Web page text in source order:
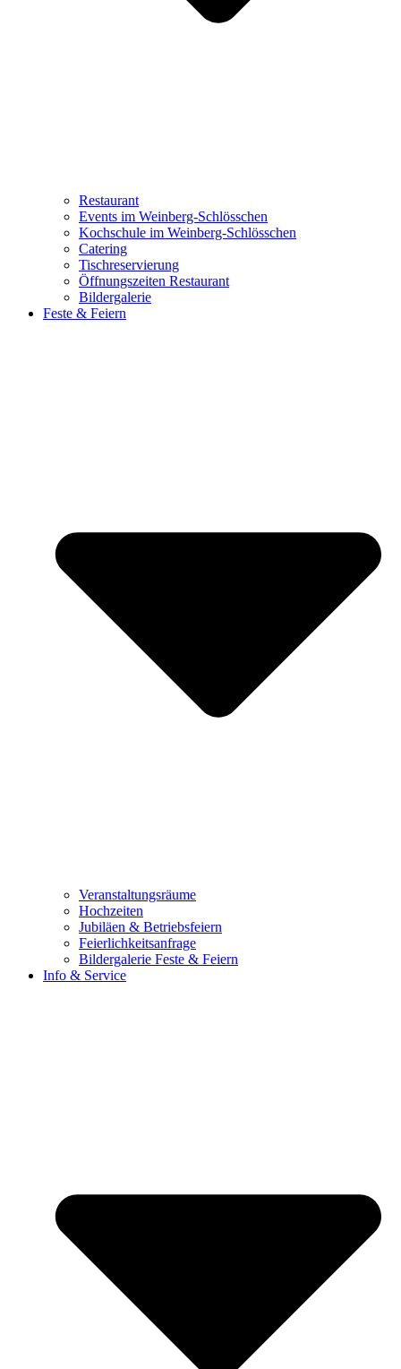
Restaurant
Events im Weinberg-Schlösschen
Kochschule im Weinberg-Schlösschen
Catering
Tischreservierung
Öffnungszeiten Restaurant
Bildergalerie
Feste & Feiern
Veranstaltungsräume
Hochzeiten
Jubiläen & Betriebsfeiern
Feierlichkeitsanfrage
Bildergalerie Feste & Feiern
Info & Service